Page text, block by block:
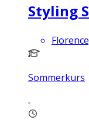
Styling
Sommerkurs